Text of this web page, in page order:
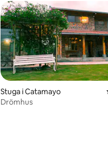
Stuga i Catamayo
Drömhus